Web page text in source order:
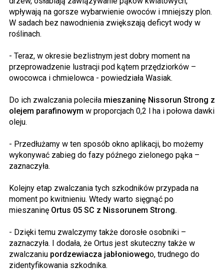
wpływają na gorsze wybarwienie owoców i mniejszy plon.
W sadach bez nawodnienia zwiększają deficyt wody w
roślinach.
- Teraz, w okresie bezlistnym jest dobry moment na
przeprowadzenie lustracji pod kątem przędziorków –
owocowca i chmielowca - powiedziała Wasiak.
Do ich zwalczania poleciła mieszaninę Nissorun Strong z
olejem parafinowym w proporcjach 0,2 l ha i połowa dawki
oleju.
- Przedłużamy w ten sposób okno aplikacji, bo możemy
wykonywać zabieg do fazy późnego zielonego pąka –
zaznaczyła.
Kolejny etap zwalczania tych szkodników przypada na
moment po kwitnieniu. Wtedy warto sięgnąć po
mieszaninę Ortus 05 SC z Nissorunem Strong.
- Dzięki temu zwalczymy także dorosłe osobniki –
zaznaczyła. I dodała, że Ortus jest skuteczny także w
zwalczaniu pordzewiacza jabłoniowego, trudnego do
zidentyfikowania szkodnika.